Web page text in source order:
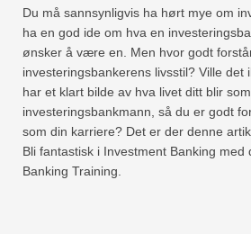
Du må sannsynligvis ha hørt mye om
ha en god ide om hva en
ønsker å være en. Men hvor godt
investeringsbankerens livsstil? Ville
har et klart bilde av hva livet ditt blir
investeringsbankmann, så du er godt
som din karriere? Det er der denne
Bli fantastisk i Investment Banking med
Banking Training.